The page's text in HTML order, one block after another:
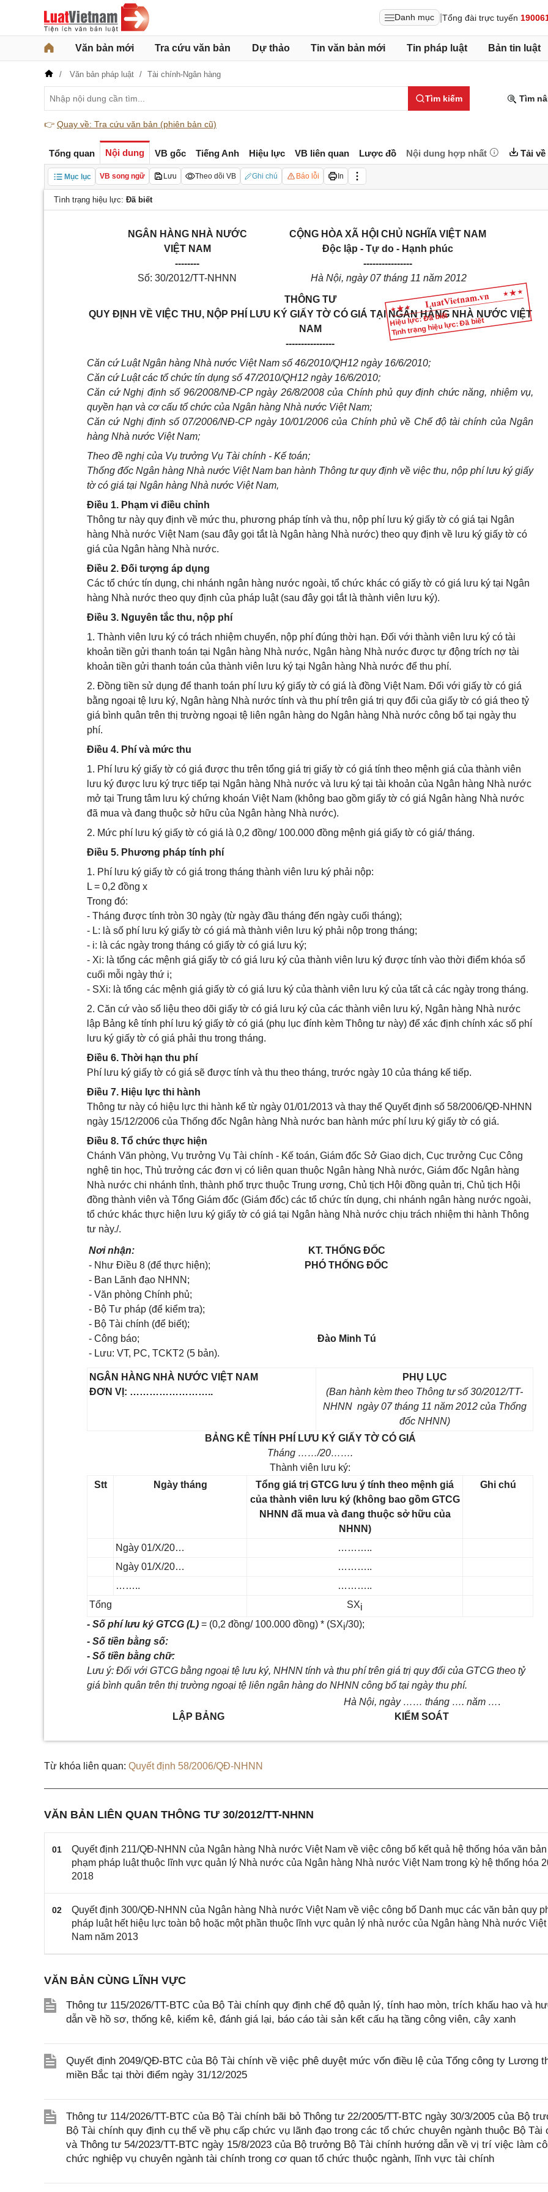
Danh mục Tổng đài trực tuyến
Văn bản mới Tra cứu văn bản Dự thảo Tin văn bản mới Tin pháp luật Bản tin luật
Văn bản pháp luật Tài chính-Ngân hàng
Tìm kiếm Tìm
👉 Quay về: Tra cứu văn bản (phiên bản cũ)
Tổng quan Nội dung VB gốc Tiếng Anh Hiệu lực VB liên quan Lược đồ Nội dung hợp nhất Tải về
Mục lục VB song ngữ Lưu Theo dõi VB Ghi chú Báo lỗi In
Tình trạng hiệu lực: Đã biết
Hiệu lực: Đã biết
Tình trạng hiệu lực: Đã biết
NGÂN HÀNG NHÀ NƯỚC
VIỆT NAM
--------
Số: 30/2012/TT-NHNN
CỘNG HÒA XÃ HỘI CHỦ NGHĨA VIỆT NAM
Độc lập - Tự do - Hạnh phúc
----------------
Hà Nội, ngày 07 tháng 11 năm 2012
THÔNG TƯ
QUY ĐỊNH VỀ VIỆC THU, NỘP PHÍ LƯU KÝ GIẤY TỜ CÓ GIÁ TẠI NGÂN HÀNG NHÀ NƯỚC VIỆT
NAM
----------------
Căn cứ Luật Ngân hàng Nhà nước Việt Nam số 46/2010/QH12 ngày 16/6/2010;
Căn cứ Luật các tổ chức tín dụng số 47/2010/QH12 ngày 16/6/2010;
Căn cứ Nghị định số 96/2008/NĐ-CP ngày 26/8/2008 của Chính phủ quy định chức năng, nhiệm vụ,
quyền hạn và cơ cấu tổ chức của Ngân hàng Nhà nước Việt Nam;
Căn cứ Nghị định số 07/2006/NĐ-CP ngày 10/01/2006 của Chính phủ về Chế độ tài chính của Ngân
hàng Nhà nước Việt Nam;
Theo đề nghị của Vụ trưởng Vụ Tài chính - Kế toán;
Thống đốc Ngân hàng Nhà nước Việt Nam ban hành Thông tư quy định về việc thu, nộp phí lưu ký giấy
tờ có giá tại Ngân hàng Nhà nước Việt Nam,
Điều 1. Phạm vi điều chỉnh
Thông tư này quy định về mức thu, phương pháp tính và thu, nộp phí lưu ký giấy tờ có giá tại Ngân
hàng Nhà nước Việt Nam (sau đây gọi tắt là Ngân hàng Nhà nước) theo quy định về lưu ký giấy tờ có
giá của Ngân hàng Nhà nước.
Điều 2. Đối tượng áp dụng
Các tổ chức tín dụng, chi nhánh ngân hàng nước ngoài, tổ chức khác có giấy tờ có giá lưu ký tại Ngân
hàng Nhà nước theo quy định của pháp luật (sau đây gọi tắt là thành viên lưu ký).
Điều 3. Nguyên tắc thu, nộp phí
1. Thành viên lưu ký có trách nhiệm chuyển, nộp phí đúng thời hạn. Đối với thành viên lưu ký có tài
khoản tiền gửi thanh toán tại Ngân hàng Nhà nước, Ngân hàng Nhà nước được tự động trích nợ tài
khoản tiền gửi thanh toán của thành viên lưu ký tại Ngân hàng Nhà nước để thu phí.
2. Đồng tiền sử dụng để thanh toán phí lưu ký giấy tờ có giá là đồng Việt Nam. Đối với giấy tờ có giá
bằng ngoại tệ lưu ký, Ngân hàng Nhà nước tính và thu phí trên giá trị quy đổi của giấy tờ có giá theo tỷ
giá bình quân trên thị trường ngoại tệ liên ngân hàng do Ngân hàng Nhà nước công bố tại ngày thu
phí.
Điều 4. Phí và mức thu
1. Phí lưu ký giấy tờ có giá được thu trên tổng giá trị giấy tờ có giá tính theo mệnh giá của thành viên
lưu ký được lưu ký trực tiếp tại Ngân hàng Nhà nước và lưu ký tại tài khoản của Ngân hàng Nhà nước
mở tại Trung tâm lưu ký chứng khoán Việt Nam (không bao gồm giấy tờ có giá Ngân hàng Nhà nước
đã mua và đang thuộc sở hữu của Ngân hàng Nhà nước).
2. Mức phí lưu ký giấy tờ có giá là 0,2 đồng/ 100.000 đồng mệnh giá giấy tờ có giá/ tháng.
Điều 5. Phương pháp tính phí
1. Phí lưu ký giấy tờ có giá trong tháng thành viên lưu ký phải nộp:
L = 0,2 đồng x
Trong đó:
- Tháng được tính tròn 30 ngày (từ ngày đầu tháng đến ngày cuối tháng);
- L: là số phí lưu ký giấy tờ có giá mà thành viên lưu ký phải nộp trong tháng;
- i: là các ngày trong tháng có giấy tờ có giá lưu ký;
- Xi: là tổng các mệnh giá giấy tờ có giá lưu ký của thành viên lưu ký được tính vào thời điểm khóa sổ
cuối mỗi ngày thứ i;
- SXi: là tổng các mệnh giá giấy tờ có giá lưu ký của thành viên lưu ký của tất cả các ngày trong tháng.
2. Căn cứ vào số liệu theo dõi giấy tờ có giá lưu ký của các thành viên lưu ký, Ngân hàng Nhà nước
lập Bảng kê tính phí lưu ký giấy tờ có giá (phụ lục đính kèm Thông tư này) để xác định chính xác số phí
lưu ký giấy tờ có giá phải thu trong tháng.
Điều 6. Thời hạn thu phí
Phí lưu ký giấy tờ có giá sẽ được tính và thu theo tháng, trước ngày 10 của tháng kế tiếp.
Điều 7. Hiệu lực thi hành
Thông tư này có hiệu lực thi hành kể từ ngày 01/01/2013 và thay thế Quyết định số 58/2006/QĐ-NHNN
ngày 15/12/2006 của Thống đốc Ngân hàng Nhà nước ban hành mức phí lưu ký giấy tờ có giá.
Điều 8. Tổ chức thực hiện
Chánh Văn phòng, Vụ trưởng Vụ Tài chính - Kế toán, Giám đốc Sở Giao dịch, Cục trưởng Cục Công
nghệ tin học, Thủ trưởng các đơn vị có liên quan thuộc Ngân hàng Nhà nước, Giám đốc Ngân hàng
Nhà nước chi nhánh tỉnh, thành phố trực thuộc Trung ương, Chủ tịch Hội đồng quản trị, Chủ tịch Hội
đồng thành viên và Tổng Giám đốc (Giám đốc) các tổ chức tín dụng, chi nhánh ngân hàng nước ngoài,
tổ chức khác thực hiện lưu ký giấy tờ có giá tại Ngân hàng Nhà nước chịu trách nhiệm thi hành Thông
tư này./.
Nơi nhận:
- Như Điều 8 (để thực hiện);
- Ban Lãnh đạo NHNN;
- Văn phòng Chính phủ;
- Bộ Tư pháp (để kiểm tra);
- Bộ Tài chính (để biết);
- Công báo;
- Lưu: VT, PC, TCKT2 (5 bản).
KT. THỐNG ĐỐC
PHÓ THỐNG ĐỐC
Đào Minh Tú
NGÂN HÀNG NHÀ NƯỚC VIỆT NAM
ĐƠN VỊ: ……………………..
PHỤ LỤC
(Ban hành kèm theo Thông tư số 30/2012/TT-
NHNN ngày 07 tháng 11 năm 2012 của Thổng
đốc NHNN)
BẢNG KÊ TÍNH PHÍ LƯU KÝ GIẤY TỜ CÓ GIÁ
Tháng ……/20…….
Thành viên lưu ký:
Stt
Ngày tháng
Tổng giá trị GTCG lưu ý tính theo mệnh giá
của thành viên lưu ký (không bao gồm GTCG
NHNN đã mua và đang thuộc sở hữu của
NHNN)
Ghi chú
Ngày 01/X/20…
………..
Ngày 01/X/20…
………..
……..
………..
Tổng
SXi
- Số phí lưu ký GTCG (L) = (0,2 đồng/ 100.000 đồng) * (SXi/30);
- Số tiền bằng số:
- Số tiền bằng chữ:
Lưu ý: Đối với GTCG bằng ngoại tệ lưu ký, NHNN tính và thu phí trên giá trị quy đổi của GTCG theo tỷ
giá bình quân trên thị trường ngoại tệ liên ngân hàng do NHNN công bố tại ngày thu phí.
LẬP BẢNG
Hà Nội, ngày …… tháng …. năm ….
KIỂM SOÁT
Từ khóa liên quan: Quyết định 58/2006/QĐ-NHNN
VĂN BẢN LIÊN QUAN THÔNG TƯ 30/2012/TT-NHNN
01
Quyết định 211/QĐ-NHNN của Ngân hàng Nhà nước Việt Nam về việc công bố kết quả hệ thống hóa văn
phạm pháp luật thuộc lĩnh vực quản lý Nhà nước của Ngân hàng Nhà nước Việt Nam trong kỳ hệ thống hóa
2018
02
Quyết định 300/QĐ-NHNN của Ngân hàng Nhà nước Việt Nam về việc công bố Danh mục các văn bản quy
pháp luật hết hiệu lực toàn bộ hoặc một phần thuộc lĩnh vực quản lý nhà nước của Ngân hàng Nhà nước Việt
Nam năm 2013
VĂN BẢN CÙNG LĨNH VỰC
Thông tư 115/2026/TT-BTC của Bộ Tài chính quy định chế độ quản lý, tính hao mòn, trích khấu hao và
dẫn về hồ sơ, thống kê, kiểm kê, đánh giá lại, báo cáo tài sản kết cấu hạ tầng công viên, cây xanh
Quyết định 2049/QĐ-BTC của Bộ Tài chính về việc phê duyệt mức vốn điều lệ của Tổng công ty Lương
miền Bắc tại thời điểm ngày 31/12/2025
Thông tư 114/2026/TT-BTC của Bộ Tài chính bãi bỏ Thông tư 22/2005/TT-BTC ngày 30/3/2005 của Bộ
Bộ Tài chính quy định cụ thể về phụ cấp chức vụ lãnh đạo trong các tổ chức chuyên ngành thuộc Bộ Tài
và Thông tư 54/2023/TT-BTC ngày 15/8/2023 của Bộ trưởng Bộ Tài chính hướng dẫn về vị trí việc làm
chức nghiệp vụ chuyên ngành tài chính trong cơ quan tổ chức thuộc ngành, lĩnh vực tài chính